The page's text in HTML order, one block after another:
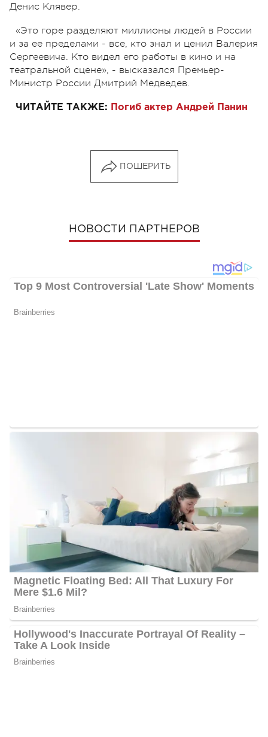
Денис Клявер.
«Это горе разделяют миллионы людей в России
и за ее пределами - все, кто знал и ценил Валерия
Сергеевича. Кто видел его работы в кино и на
театральной сцене», - высказался Премьер-
Министр России Дмитрий Медведев.
ЧИТАЙТЕ ТАКЖЕ: Погиб актер Андрей Панин
ПОШЕРИТЬ
НОВОСТИ ПАРТНЕРОВ